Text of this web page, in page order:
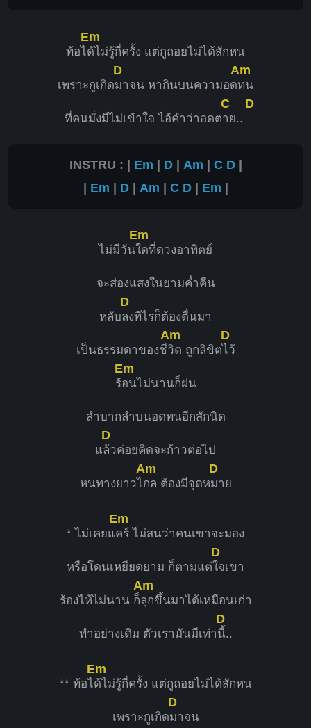
ท้อไ
Em
ด้ไม่รู้กี่ครั้ง แต่กูถอยไม่ได้สักหน
เพราะกูเกิด
D
มาจน หากินบนความอด
Am
ทน
ที่คนมั่งมีไม่เข้าใจ ไอ้คำว่าอดต
C
าย..
D
INSTRU : | Em | D| Am | C D|
| Em | D| Am | C D| Em |
ไม่มีวัน
Em
ใดที่ดวงอาทิตย์
จะส่องแสงในยามค่ำคืน
หลับ
D
ลงทีไรก็ต้องตื่นมา
เป็นธรรมดาของชี
Am
วิต ถูกลิขิต
D
ไว้
ร้
Em
อนไม่นานก็ฝน
ลำบากลำบนอดทนอีกสักนิด
แ
D
ล้วค่อยคิดจะก้าวต่อไป
หนทางยาวไ
Am
กล ต้องมีจุดห
D
มาย
* ไม่เคยแ
Em
คร์ ไม่สนว่าคนเขาจะมอง
หรือโดนเหยียดยาม ก็ตามแต่
D
ใจเขา
ร้องไห้ไม่นาน ก็
Am
ลุกขึ้นมาได้เหมือนเก่า
ทำอย่างเดิม ตัวเรามันมีเท่า
D
นี้..
** ท้อไ
Em
ด้ไม่รู้กี่ครั้ง แต่กูถอยไม่ได้สักหน
เพราะกูเกิด
D
มาจน